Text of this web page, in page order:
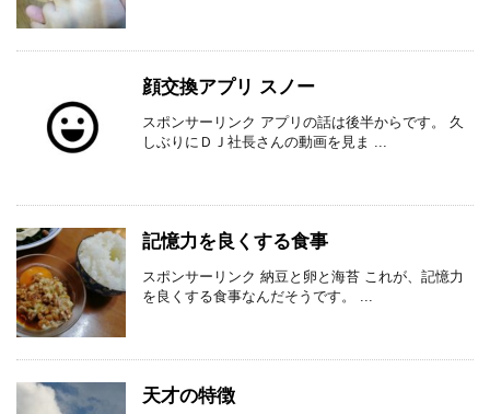
顔交換アプリ スノー
スポンサーリンク アプリの話は後半からです。 久
しぶりにＤＪ社長さんの動画を見ま ...
記憶力を良くする食事
スポンサーリンク 納豆と卵と海苔 これが、記憶力
を良くする食事なんだそうです。 ...
天才の特徴